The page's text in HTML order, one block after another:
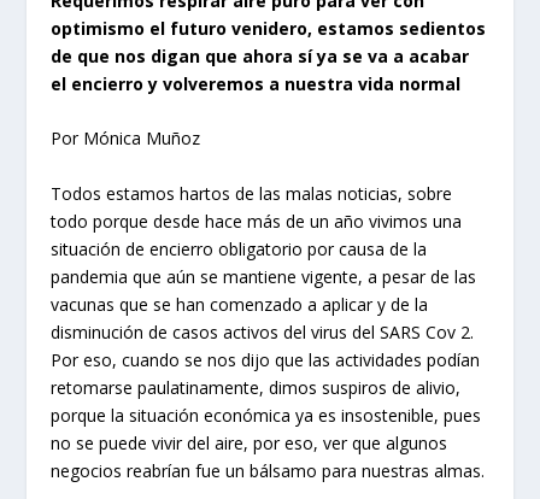
optimismo el futuro venidero, estamos sedientos
de que nos digan que ahora sí ya se va a acabar
el encierro y volveremos a nuestra vida normal
Por Mónica Muñoz
Todos estamos hartos de las malas noticias, sobre
todo porque desde hace más de un año vivimos una
situación de encierro obligatorio por causa de la
pandemia que aún se mantiene vigente, a pesar de las
vacunas que se han comenzado a aplicar y de la
disminución de casos activos del virus del SARS Cov 2.
Por eso, cuando se nos dijo que las actividades podían
retomarse paulatinamente, dimos suspiros de alivio,
porque la situación económica ya es insostenible, pues
no se puede vivir del aire, por eso, ver que algunos
negocios reabrían fue un bálsamo para nuestras almas.